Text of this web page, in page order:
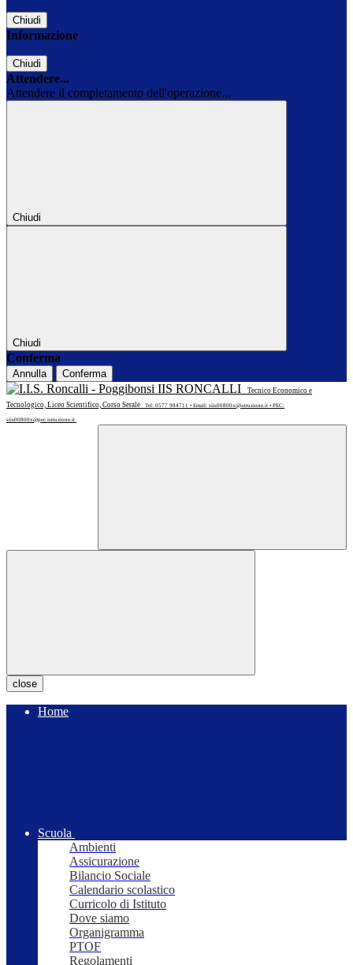
Chiudi
Informazione
Chiudi
Attendere...
Attendere il completamento dell'operazione...
Chiudi
Chiudi
Conferma
Annulla Conferma
IIS RONCALLI
Tecnico Economico e
Tecnologico, Liceo Scientifico, Corso Serale
Tel: 0577 984711 • Email: siis00800x@istruzione.it • PEC:
siis00800x@pec.istruzione.it
close
Home
Scuola
Ambienti
Assicurazione
Bilancio Sociale
Calendario scolastico
Curricolo di Istituto
Dove siamo
Organigramma
PTOF
Regolamenti